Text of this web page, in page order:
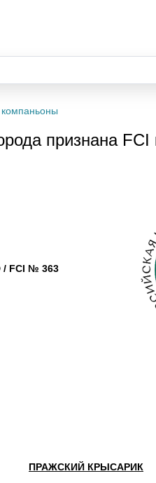
признана FCI
FCI № 363
ПРАЖСКИЙ КРЫСАРИК